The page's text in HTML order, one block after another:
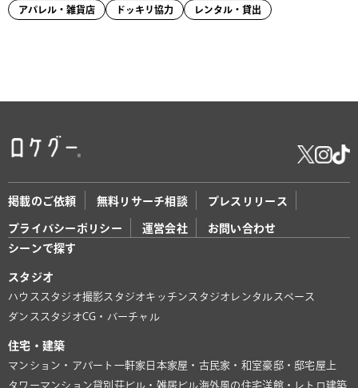
アパレル・雑貨店 ドッキリ協力 レンタル・貸出
掲載のご依頼 無料リサーチ相談 プレスリリース
プライバシーポリシー 運営会社
お問い合わせ
シーンで探す
スタジオ
ハウススタジオ撮影スタジオキッチンスタジオ レンタルスペース
ダンススタジオCG・バーチャル
住宅・建築
マンション・アパート 一軒家 日本家屋・古民家・和室豪邸・邸宅屋上
タワーマンション貸別荘ビル・雑居ビル海外風の住宅洋館・レトロ建築